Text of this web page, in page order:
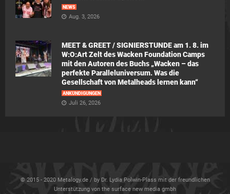
NEWS
Aug. 3, 2026
MEET & GREET / SIGNIERSTUNDE am 1. 8. im
W:O:Art Zelt des Wacken Foundation Camps
mit den Autoren des Buchs „Wacken – das
perfekte Paralleluniversum. Was die
Gesellschaft von Metalheads lernen kann“
ANKÜNDIGUNGEN
Juli 26, 2026
© 2015 - 2020 Metalogy.de / by Dr. Lydia Polwin-Plass mit der freundlichen
Unterstützung von the surface new media gmbh